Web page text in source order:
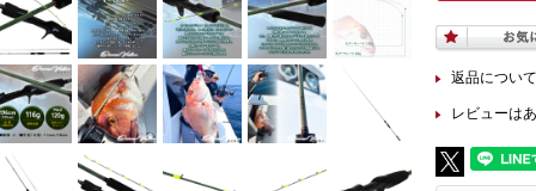
返品につい
レビューは